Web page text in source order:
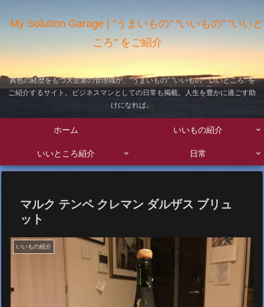
My Solution Garage | "うまいもの" "いいもの" "いいと
ころ" をご紹介
異色の経歴をもつ大企業の管理職が、"うまいもの" "いいもの" "いいところ" を
ご紹介するサイト。ビジネスマンとしての日常も掲載。人生を豊かに過ごす助
けになれば。
ホーム いいもの紹介
いいところ紹介 日常
マルク テンペ クレマン ダルザス ブリュ
ット
いいもの紹介